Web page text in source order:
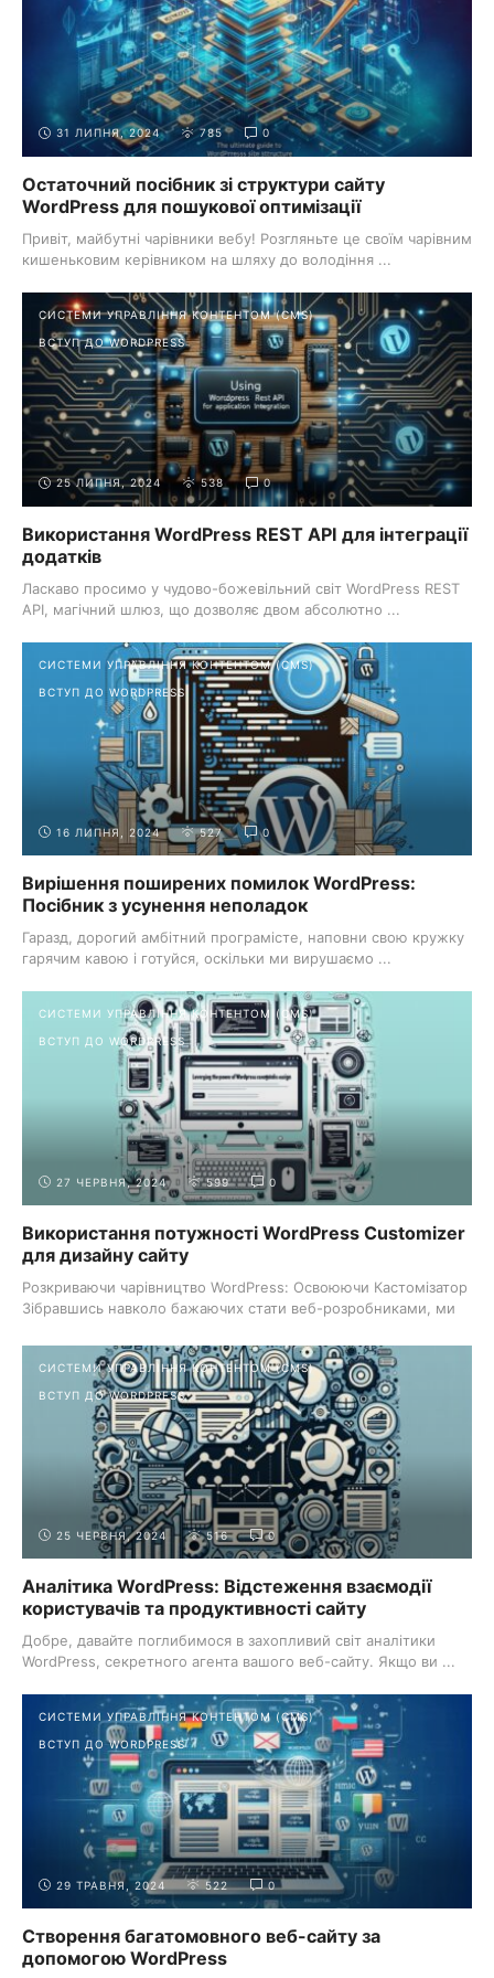
допомогою WordPress.
31 ЛИПНЯ, 2024 785 0
Остаточний посібник зі структури сайту
WordPress для пошукової оптимізації
Привіт, майбутні чарівники вебу! Розгляньте це своїм чарівним
кишеньковим керівником на шляху до володіння ...
СИСТЕМИ УПРАВЛІННЯ КОНТЕНТОМ (CMS)
ВСТУП ДО WORDPRESS
25 ЛИПНЯ, 2024 538 0
Використання WordPress REST API для інтеграції
додатків
Ласкаво просимо у чудово-божевільний світ WordPress REST
API, магічний шлюз, що дозволяє двом абсолютно ...
СИСТЕМИ УПРАВЛІННЯ КОНТЕНТОМ (CMS)
ВСТУП ДО WORDPRESS
16 ЛИПНЯ, 2024 527 0
Вирішення поширених помилок WordPress:
Посібник з усунення неполадок
Гаразд, дорогий амбітний програмісте, наповни свою кружку
гарячим кавою і готуйся, оскільки ми вирушаємо ...
СИСТЕМИ УПРАВЛІННЯ КОНТЕНТОМ (CMS)
ВСТУП ДО WORDPRESS
27 ЧЕРВНЯ, 2024 599 0
Використання потужності WordPress Customizer
для дизайну сайту
Розкриваючи чарівництво WordPress: Освоюючи Кастомізатор
Зібравшись навколо бажаючих стати веб-розробниками, ми
СИСТЕМИ УПРАВЛІННЯ КОНТЕНТОМ (CMS)
ВСТУП ДО WORDPRESS
25 ЧЕРВНЯ, 2024 516 0
Аналітика WordPress: Відстеження взаємодії
користувачів та продуктивності сайту
Добре, давайте поглибимося в захопливий світ аналітики
WordPress, секретного агента вашого веб-сайту. Якщо ви ...
СИСТЕМИ УПРАВЛІННЯ КОНТЕНТОМ (CMS)
ВСТУП ДО WORDPRESS
29 ТРАВНЯ, 2024 522 0
Створення багатомовного веб-сайту за
допомогою WordPress